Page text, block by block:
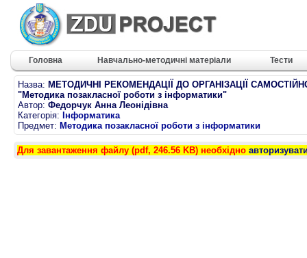
Головна Навчально-методичні матеріали Тести
Назва: МЕТОДИЧНІ РЕКОМЕНДАЦІЇ ДО ОРГАНІЗАЦІЇ
"Методика позакласної роботи з інформатики"
Автор: Федорчук Анна Леонідівна
Категорія: Інформатика
Предмет: Методика позакласної роботи з інформатики
Для завантаження файлу (pdf, 246.56 KB) необхідно